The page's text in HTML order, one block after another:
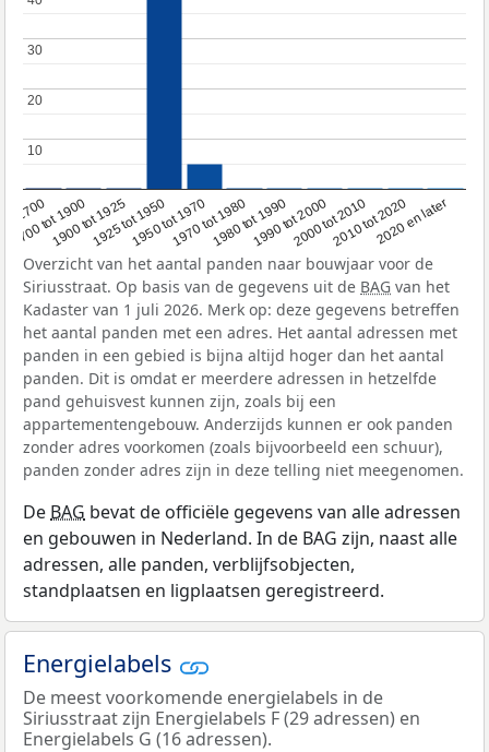
1700
1700 tot 1900
1900 tot 19251925 tot 19501950 tot 19701970 tot 19801980 tot 19901990 tot 20002000 tot 20102010 tot 20202020 en later
10
10
20
20
30
30
Overzicht van het aantal panden naar bouwjaar voor de
Siriusstraat. Op basis van de gegevens uit de BAG van het
Kadaster van 1 juli 2026. Merk op: deze gegevens betreffen
het aantal panden met een adres. Het aantal adressen met
panden in een gebied is bijna altijd hoger dan het aantal
panden. Dit is omdat er meerdere adressen in hetzelfde
pand gehuisvest kunnen zijn, zoals bij een
appartementengebouw. Anderzijds kunnen er ook panden
zonder adres voorkomen (zoals bijvoorbeeld een schuur),
panden zonder adres zijn in deze telling niet meegenomen.
De BAG bevat de officiële gegevens van alle adressen
en gebouwen in Nederland. In de BAG zijn, naast alle
adressen, alle panden, verblijfsobjecten,
standplaatsen en ligplaatsen geregistreerd.
Energielabels
De meest voorkomende energielabels in de
Siriusstraat zijn Energielabels F (29 adressen) en
Energielabels G (16 adressen).